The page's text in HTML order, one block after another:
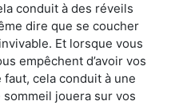
conduit à des réveils
dire que se coucher
Et lorsque vous
empêchent d’avoir vos
cela conduit à une
jouera sur vos